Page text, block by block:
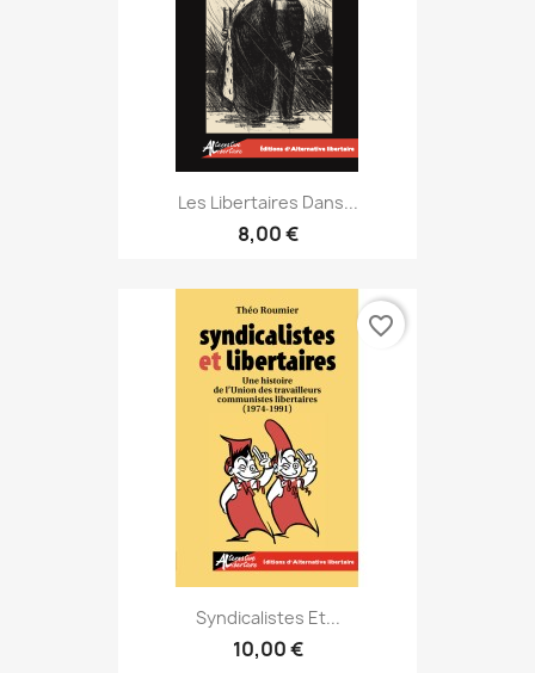
Les Libertaires Dans...
8,00 €
Syndicalistes Et...
10,00 €
favorite_border